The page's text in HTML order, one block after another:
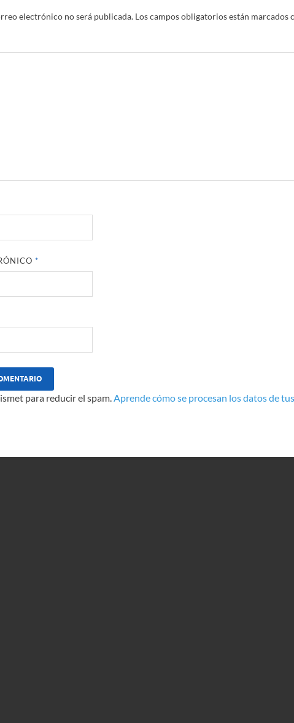
electrónico no será publicada. Los campos obligatorios están marcados
*
para reducir el spam.Aprende cómo se procesan los datos de